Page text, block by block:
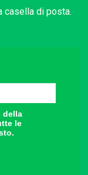
casella di posta.
della
le